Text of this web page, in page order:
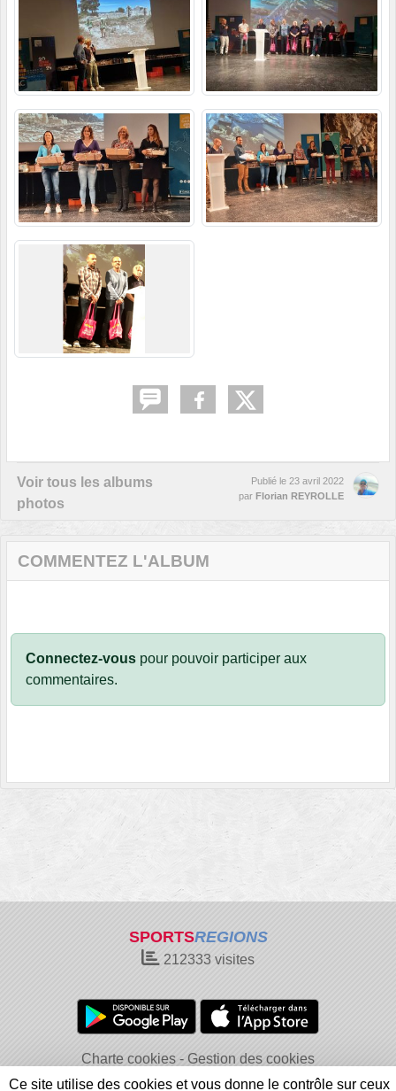
Voir tous les albums
photos
Publié le 23 avril 2022
par Florian REYROLLE
COMMENTEZ L'ALBUM
Connectez-vous pour pouvoir participer aux
commentaires.
SPORTSREGIONS
212333 visites
Charte cookies
Gestion des cookies
Informations légales
Signaler un contenu inapproprié
Ce site utilise des cookies et vous donne le contrôle sur ceux